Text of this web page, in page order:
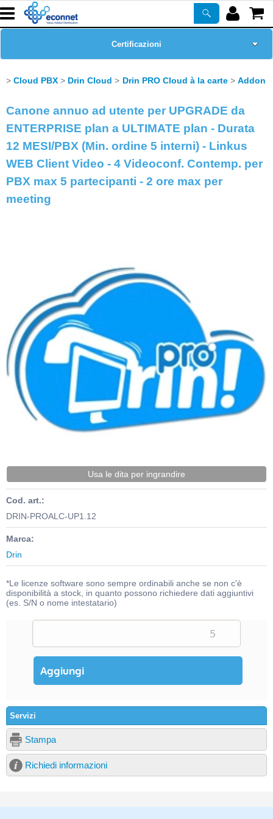
Chi siamo
Prodotti
Certificazioni
PROMO ATTIVE
Cloud PBX Drin Cloud Drin PRO Cloud à la carte Addon
Canone annuo ad utente per UPGRADE da
ENTERPRISE plan a ULTIMATE plan - Durata
12 MESI/PBX (Min. ordine 5 interni) - Linkus
WEB Client Video - 4 Videoconf. Contemp. per
PBX max 5 partecipanti - 2 ore max per
meeting
Usa le dita per ingrandire
Cod. art.:
DRIN-PROALC-UP1.12
Marca:
Drin
*Le licenze software sono sempre ordinabili anche se non c'è
disponibilità a stock, in quanto possono richiedere dati aggiuntivi
(es. S/N o nome intestatario)
Servizi
Stampa
Richiedi informazioni